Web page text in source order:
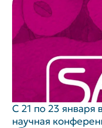
С 21 по 23 января
научная